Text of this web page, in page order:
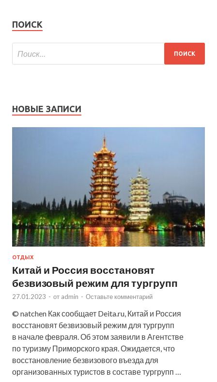
ПОИСК
НОВЫЕ ЗАПИСИ
ОТДЫХ
Китай и Россия восстановят
безвизовый режим для тургрупп
27.01.2023 - от admin - Оставьте комментарий
© natchen Как сообщает Deita.ru, Китай и Россия
восстановят безвизовый режим для тургрупп
в начале февраля. Об этом заявили в Агентстве
по туризму Приморского края. Ожидается, что
восстановление безвизового въезда для
организованных туристов в составе тургрупп …